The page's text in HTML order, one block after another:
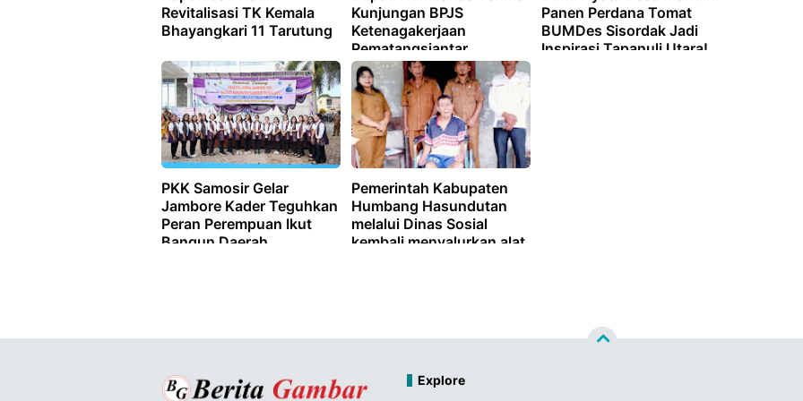
Revitalisasi TK Kemala
Bhayangkari 11 Tarutung
Kunjungan BPJS
Ketenagakerjaan
Pematangsiantar
Panen Perdana Tomat
BUMDes Sisordak Jadi
Inspirasi Tapanuli Utara!
PKK Samosir Gelar
Jambore Kader Teguhkan
Peran Perempuan Ikut
Bangun Daerah
Pemerintah Kabupaten
Humbang Hasundutan
melalui Dinas Sosial
kembali menyalurkan alat
Explore